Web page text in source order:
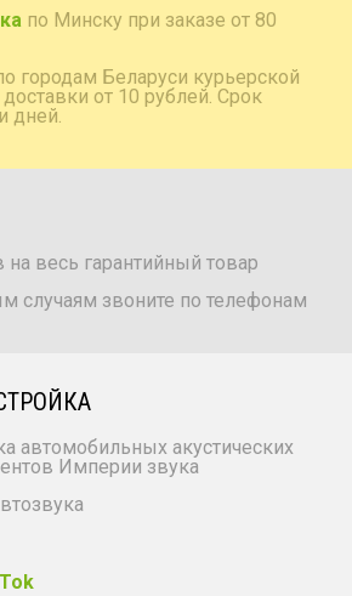
по Минску при заказе от 80
городам Беларуси курьерской
от 10 рублей. Срок
дней.
на весь гарантийный товар
случаям звоните по телефонам
автомобильных акустических
Империи звука